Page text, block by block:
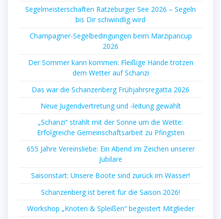
Segelmeisterschaften Ratzeburger See 2026 – Segeln
bis Dir schwindlig wird
Champagner-Segelbedingungen beim Marzipancup
2026
Der Sommer kann kommen: Fleißige Hände trotzen
dem Wetter auf Schanzi
Das war die Schanzenberg Frühjahrsregatta 2026
Neue Jugendvertretung und -leitung gewählt
„Schanzi“ strahlt mit der Sonne um die Wette:
Erfolgreiche Gemeinschaftsarbeit zu Pfingsten
655 Jahre Vereinsliebe: Ein Abend im Zeichen unserer
Jubilare
Saisonstart: Unsere Boote sind zurück im Wasser!
Schanzenberg ist bereit für die Saison 2026!
Workshop „Knoten & Spleißen“ begeistert Mitglieder